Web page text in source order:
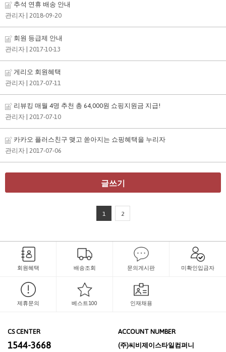
추석 연휴 배송 안내
관리자 | 2018-09-20
회원 등급제 안내
관리자 | 2017-10-13
게리오 회원혜택
관리자 | 2017-07-11
리뷰킹 매월 4명 추천 총 64,000원 쇼핑지원금 지급!
관리자 | 2017-07-10
카카오 플러스친구 맺고 쏟아지는 쇼핑혜택을 누리자
관리자 | 2017-07-06
글쓰기
1 2
회원혜택 배송조회 문의게시판 미확인입금자
제휴문의 베스트100 인재채용
CS CENTER
1544-3668
ACCOUNT NUMBER
(주)씨비제이스타일컴퍼니